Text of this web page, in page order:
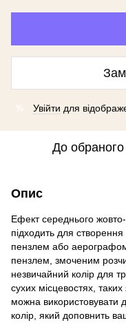
% Увійти для
До обраного
Опис
Ефект середнього
підходить для
пензлем або
пензлем, змоченим
незвичайний колір для
сухих місцевостях,
можна використовувати
колір, який доповнить